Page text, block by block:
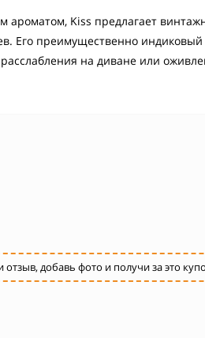
ароматом, Kiss предлагает
Его преимущественно индиковый
на диване или
добавь фото и получи за это